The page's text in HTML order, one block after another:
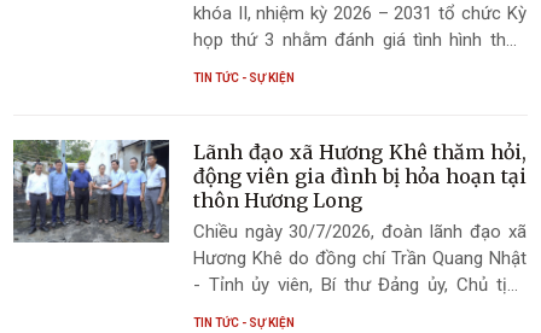
khóa II, nhiệm kỳ 2026 – 2031 tổ chức Kỳ
họp thứ 3 nhằm đánh giá tình hình thực
tâm 6 tháng cuối năm 2026 và xem xét
nhiều nội dung quan trọng thuộc thẩm
quyền.
TIN TỨC - SỰ KIỆN
Lãnh đạo xã Hương Khê thăm hỏi,
động viên gia đình bị hỏa hoạn tại
thôn Hương Long
Chiều ngày 30/7/2026, đoàn lãnh đạo xã
Hương Khê do đồng chí Trần Quang Nhật
- Tỉnh ủy viên, Bí thư Đảng ủy, Chủ tịch
TIN TỨC - SỰ KIỆN